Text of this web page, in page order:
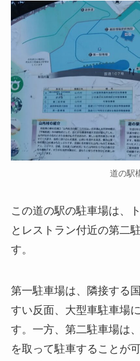
道の駅
この道の駅の駐車場は、
とレストラン付近の第二
す。
第一駐車場は、隣接する
すい反面、大型車駐車場
す。一方、第二駐車場は
を取って駐車することが